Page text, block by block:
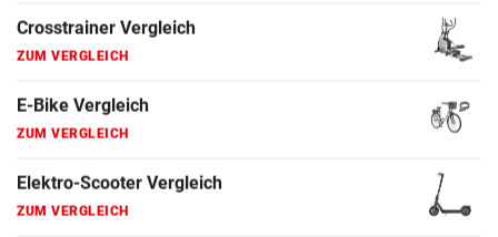
Fahrrad Test
Fahrradanhänger Vergleich
Faszienrolle Vergleich